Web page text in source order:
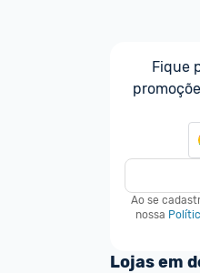
Fique
Ao se
nossa
Lojas em